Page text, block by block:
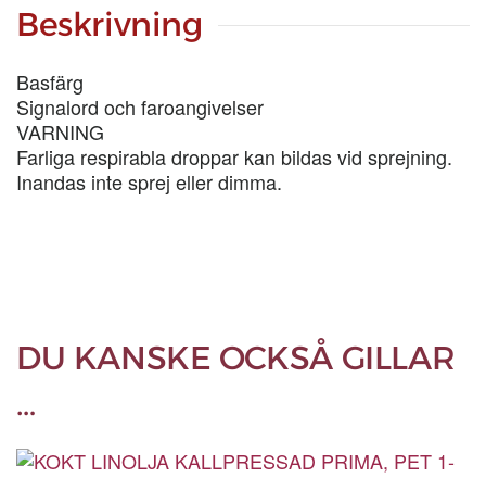
mängd
Beskrivning
Basfärg
Signalord och faroangivelser
VARNING
Farliga respirabla droppar kan bildas vid sprejning.
Inandas inte sprej eller dimma.
DU KANSKE OCKSÅ GILLAR
…